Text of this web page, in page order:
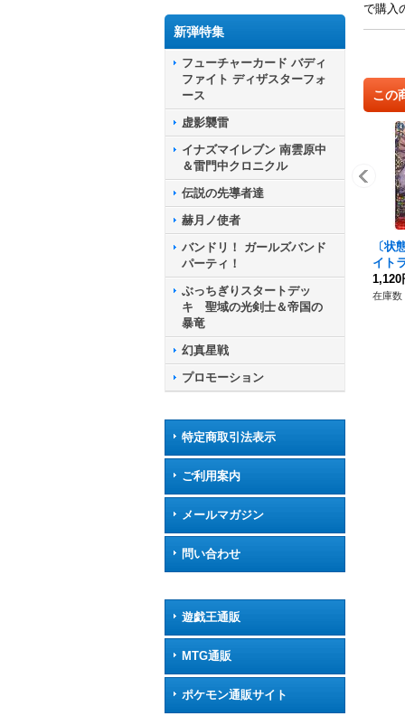
新弾特集
フューチャーカード バディ
ファイト ディザスターフォ
ース
虚影襲雷
イナズマイレブン 南雲原中
＆雷門中クロニクル
伝説の先導者達
赫月ノ使者
バンドリ！ ガールズバンド
パーティ！
ぶっちぎりスタートデッ
キ 聖域の光剣士＆帝国の
暴竜
幻真星戦
プロモーション
特定商取引法表示
ご利用案内
メールマガジン
問い合わせ
遊戯王通販
MTG通販
ポケモン通販サイト
で購入
この
〔状
イト
ン【
1,120
在庫数